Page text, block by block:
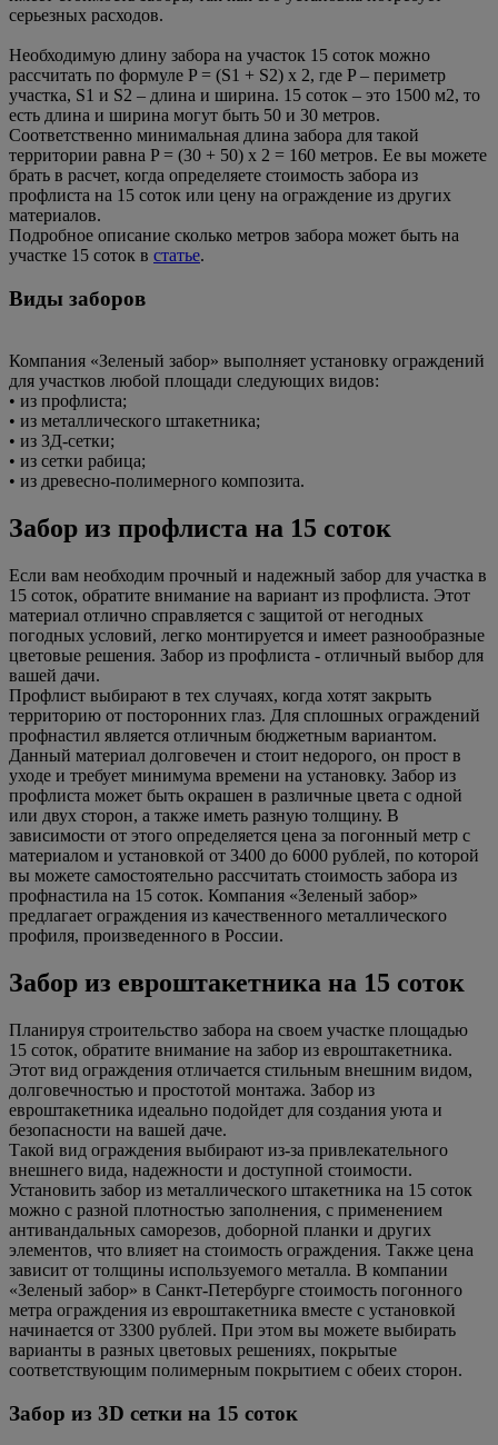
серьезных расходов.
Необходимую длину забора на участок 15 соток можно
рассчитать по формуле P = (S1 + S2) х 2, где P – периметр
участка, S1 и S2 – длина и ширина. 15 соток – это 1500 м2, то
есть длина и ширина могут быть 50 и 30 метров.
Соответственно минимальная длина забора для такой
территории равна P = (30 + 50) х 2 = 160 метров. Ее вы можете
брать в расчет, когда определяете стоимость забора из
профлиста на 15 соток или цену на ограждение из других
материалов.
Подробное описание сколько метров забора может быть на
участке 15 соток в статье.
Виды заборов
Компания «Зеленый забор» выполняет установку ограждений
для участков любой площади следующих видов:
• из профлиста;
• из металлического штакетника;
• из 3Д-сетки;
• из сетки рабица;
• из древесно-полимерного композита.
Забор из профлиста на 15 соток
Если вам необходим прочный и надежный забор для участка в
15 соток, обратите внимание на вариант из профлиста. Этот
материал отлично справляется с защитой от негодных
погодных условий, легко монтируется и имеет разнообразные
цветовые решения. Забор из профлиста - отличный выбор для
вашей дачи.
Профлист выбирают в тех случаях, когда хотят закрыть
территорию от посторонних глаз. Для сплошных ограждений
профнастил является отличным бюджетным вариантом.
Данный материал долговечен и стоит недорого, он прост в
уходе и требует минимума времени на установку. Забор из
профлиста может быть окрашен в различные цвета с одной
или двух сторон, а также иметь разную толщину. В
зависимости от этого определяется цена за погонный метр с
материалом и установкой от 3400 до 6000 рублей, по которой
вы можете самостоятельно рассчитать стоимость забора из
профнастила на 15 соток. Компания «Зеленый забор»
предлагает ограждения из качественного металлического
профиля, произведенного в России.
Забор из евроштакетника на 15 соток
Планируя строительство забора на своем участке площадью
15 соток, обратите внимание на забор из евроштакетника.
Этот вид ограждения отличается стильным внешним видом,
долговечностью и простотой монтажа. Забор из
евроштакетника идеально подойдет для создания уюта и
безопасности на вашей даче.
Такой вид ограждения выбирают из-за привлекательного
внешнего вида, надежности и доступной стоимости.
Установить забор из металлического штакетника на 15 соток
можно с разной плотностью заполнения, с применением
антивандальных саморезов, доборной планки и других
элементов, что влияет на стоимость ограждения. Также цена
зависит от толщины используемого металла. В компании
«Зеленый забор» в Санкт-Петербурге стоимость погонного
метра ограждения из евроштакетника вместе с установкой
начинается от 3300 рублей. При этом вы можете выбирать
варианты в разных цветовых решениях, покрытые
соответствующим полимерным покрытием с обеих сторон.
Забор из 3D сетки на 15 соток